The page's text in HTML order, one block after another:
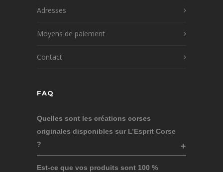
Adresses
Moyens de paiement
Contact
FAQ
Quelles sont les créations corses
originales disponibles sur L’Esprit Corse
?
Est-ce que vos produits sont 100 %